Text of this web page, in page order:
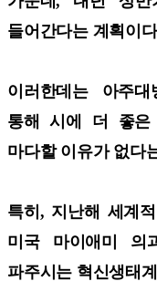
들어간다는 계획이
이러한데는 아주
통해 시에 더 좋은
마다할 이유가 없다
특히, 지난해 세계
미국 마이애미 의
파주시는 혁신생태